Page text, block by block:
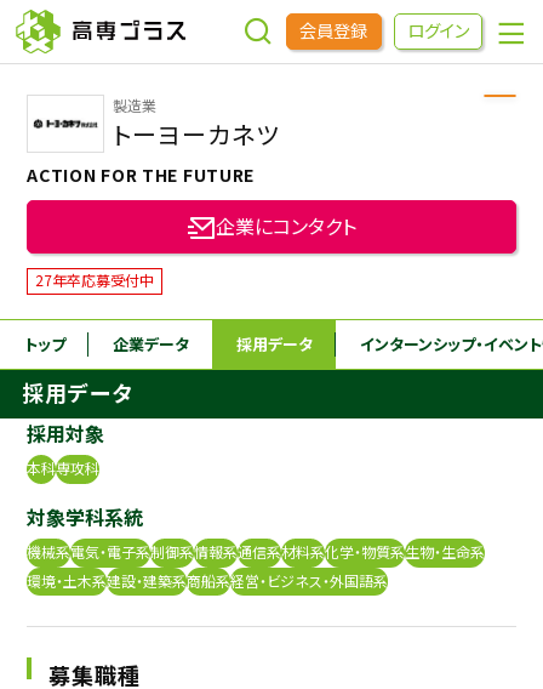
会員登録 ログイン
企業をさがす
進学先をさがす
インターンシップ・イベントをさがす
高専OBOGをさがす
高専プラスセミナー
めもらす
本科5年生・専攻科2年生向け 採用継続中の企業特集
まで
製造業
トーヨーカネツ
ACTION FOR THE FUTURE
企業にコンタクト
27年卒応募受付中
トップ 企業データ 採用データ インターンシップ・イベン
採用データ
採用対象
本科専攻科
対象学科系統
機械系電気・電子系制御系情報系通信系材料系化学・物質系生物・生命系
環境・土木系建設・建築系商船系経営・ビジネス・外国語系
募集職種